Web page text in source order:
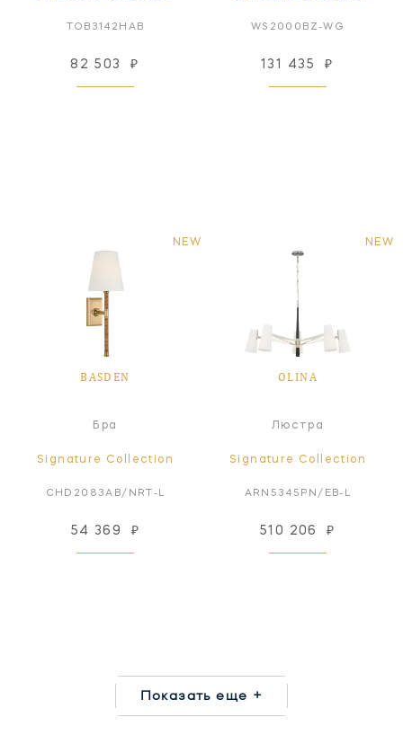
TOB3142HAB
82 503 ₽
WS2000BZ-WG
131 435 ₽
NEW
BASDEN
Бра
Signature Collection
CHD2083AB/NRT-L
54 369 ₽
NEW
OLINA
Люстра
Signature Collection
ARN5345PN/EB-L
510 206 ₽
Показать еще +